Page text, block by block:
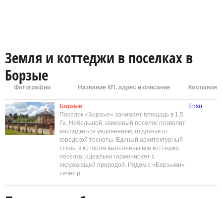
Земля и коттеджи в поселках в
Борзые
Фотографии Название КП, адрес и описание Компания
Борзые
Поселок «Борзые» занимает площадь в 1,5
Га. Небольшой, камерный поселок позволит
насладиться уединением, отдохнув от
городской тесноты. Единый архитектурный
стиль, в котором выполнены все коттеджи
поселка, идеально гармонирует с
окружающей природой. Рядом с «Борзыми»
течет р...
Enso